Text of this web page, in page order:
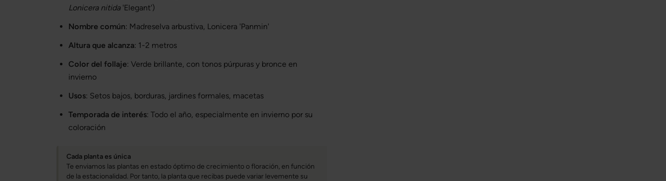
Lonicera nitida'Elegant')
Nombre común: Madreselva arbustiva, Lonicera 'Panmin'
Altura que alcanza: 1-2 metros
Color del follaje: Verde brillante, con tonos púrpuras y bronce en
invierno
Usos: Setos bajos, borduras, jardines formales, macetas
Temporada de interés: Todo el año, especialmente en invierno por su
coloración
Cada planta es única
Te enviamos las plantas en estado óptimo de crecimiento o floración, en función
de la estacionalidad. Por tanto, la planta que recibas puede variar levemente su